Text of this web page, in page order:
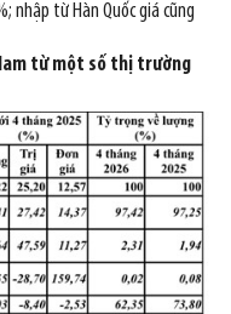
nhập từ Hàn Quốc giá cũng
từ một số thị trường